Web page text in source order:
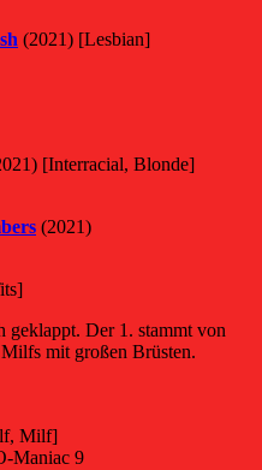
(2021) [Lesbian]
[Interracial, Blonde]
(2021)
geklappt. Der 1. stammt von
mit großen Brüsten.
Milf]
Maniac 9